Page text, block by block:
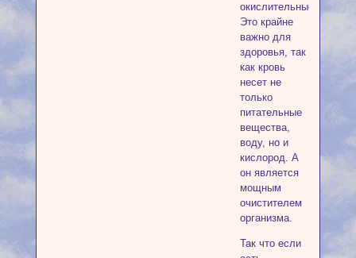
окислительные.
Это крайне
важно для
здоровья, так
как кровь
несет не
только
питательные
вещества,
воду, но и
кислород. А
он является
мощным
очистителем
организма.
Так что если